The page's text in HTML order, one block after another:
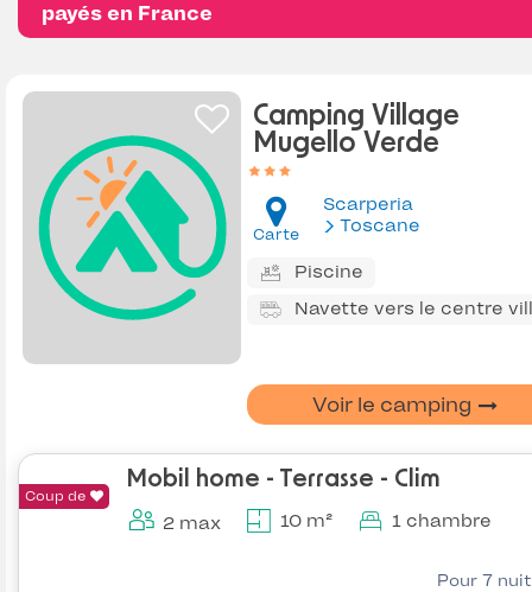
payés en France
Camping Village
Mugello Verde
Carte
Scarperia
Toscane
Piscine
Navette vers le centre
Voir le camping
Coup de
Mobil home - Terrasse - Clim
2 max 10 m² 1 chambre
Pour 7